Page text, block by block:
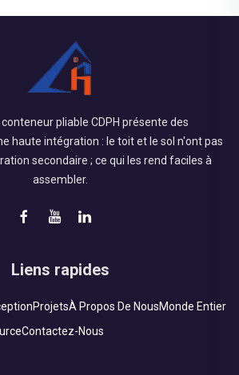
conteneur pliable CDPH présente des
haute intégration : le toit et le sol n'ont pas
secondaire ; ce qui les rend faciles à
assembler.
Liens rapides
ProjetsÀ Propos De NousMonde Entier
Contactez-Nous